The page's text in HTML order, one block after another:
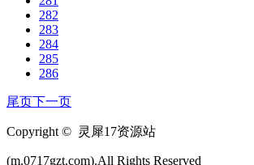
282
283
284
285
286
尾页下一页
Copyright © 灵犀17资源站
(m.0717gzt.com).All Rights Reserved